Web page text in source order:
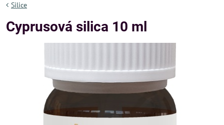
Silice
Cyprusová silica 10 ml